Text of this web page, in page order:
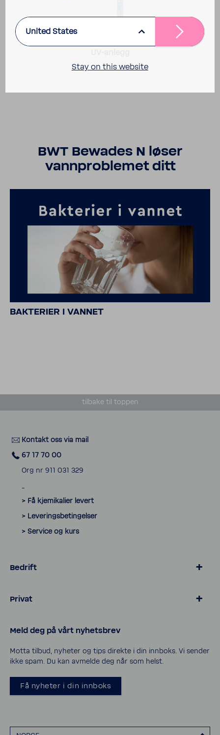
BWT Bewades N løser
vannproblemet ditt
BAKTERIER I VANNET
tilbake til toppen
Kontakt oss via mail
67 17 70 00
Org nr 911 031 329
> Få kjemikalier levert
> Leveringsbetingelser
> Service og kurs
Bedrift
> Eiendom & industri
_
> Rørlegger kurs
> Bli forhandler
Privat
> Basseng og bassengvann
> Vannrensing hus og hytte
_
> Cookies
> Personvern
> Erklæring om tilgjengelighet
Meld deg på vårt nyhetsbrev
Motta tilbud, nyheter og tips direkte i din innboks. Vi sender
ikke spam. Du kan avmelde deg når som helst.
Få nyheter i din innboks
United States
Stay on this website